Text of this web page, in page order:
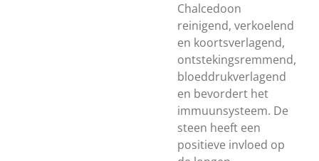
Chalcedoon
reinigend, verkoelend
en koortsverlagend,
ontstekingsremmend,
bloeddrukverlagend
en bevordert het
immuunsysteem. De
steen heeft een
positieve invloed op